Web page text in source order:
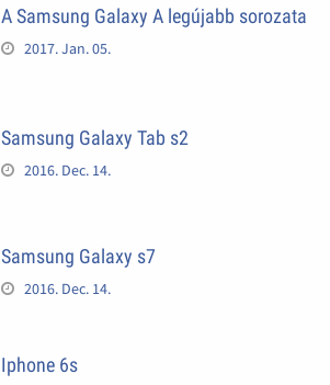
A Samsung Galaxy A legújabb sorozata
2017. Jan. 05.
Samsung Galaxy Tab s2
2016. Dec. 14.
Samsung Galaxy s7
2016. Dec. 14.
Iphone 6s